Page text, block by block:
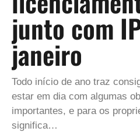
junto com
janeiro
Todo início de ano traz
estar em dia com algumas
importantes, e para os
significa…